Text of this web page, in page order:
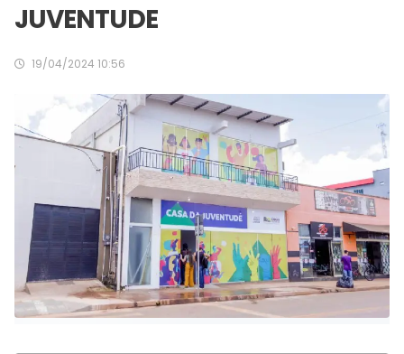
JUVENTUDE
19/04/2024 10:56